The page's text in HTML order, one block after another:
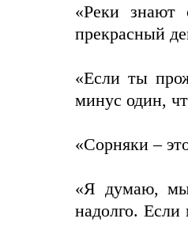
«Реки знают
прекрасный
«Если ты
минус один,
«Сорняки –
«Я думаю, мы
надолго.